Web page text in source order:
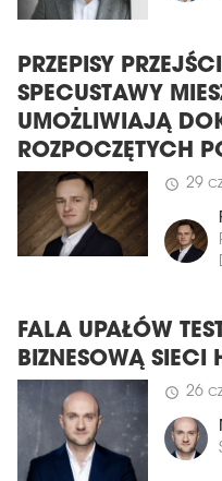
PRZEPISY
SPECUSTAWY
UMOŻLIWIAJĄ
ROZPOCZĘTYCH
schedule 29
FALA UPAŁÓW
BIZNESOWĄ SIECI
schedule 26